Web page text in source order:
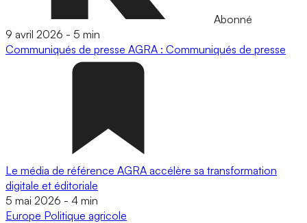
Abonné
9 avril 2026 - 5 min
Communiqués de presse AGRA : Communiqués de presse
Le média de référence AGRA accélère sa transformation
digitale et éditoriale
5 mai 2026 - 4 min
Europe Politique agricole